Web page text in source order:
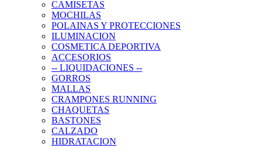
CAMISETAS
MOCHILAS
POLAINAS Y PROTECCIONES
ILUMINACION
COSMETICA DEPORTIVA
ACCESORIOS
-- LIQUIDACIONES --
GORROS
MALLAS
CRAMPONES RUNNING
CHAQUETAS
BASTONES
CALZADO
HIDRATACION